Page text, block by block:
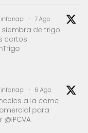
· 7 Ago
siembra de trigo
cortos
· 6 Ago
a la carne
para